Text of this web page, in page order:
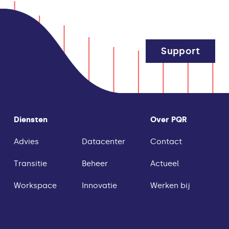
Diensten
Advies
Transitie
Workspace
Datacenter
Beheer
Innovatie
Over PQR
Contact
Actueel
Werken bij
Support